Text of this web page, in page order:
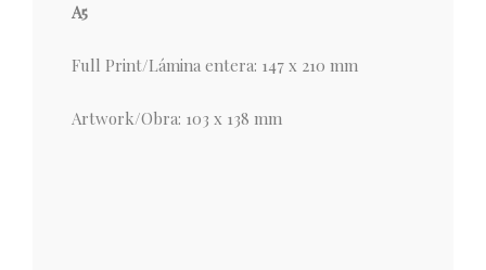
A5
Full Print/Lámina entera: 147 x 210 mm
Artwork/Obra: 103 x 138 mm